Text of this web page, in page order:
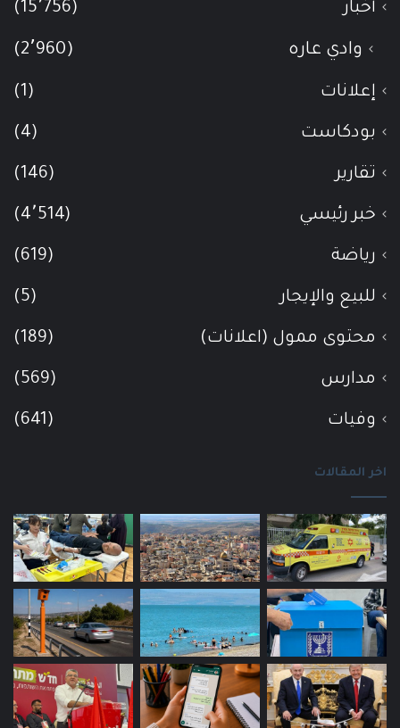
أخبار (15٬756)
وادي عاره (2٬960)
إعلانات (1)
بودكاست (4)
تقارير (146)
خبر رئيسي (4٬514)
رياضة (619)
للبيع والإيجار (5)
محتوى ممول (اعلانات) (189)
مدارس (569)
وفيات (641)
اخر المقالات